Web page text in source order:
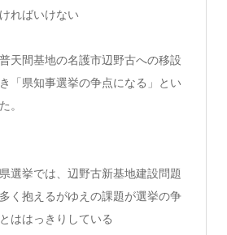
ればいけない
天間基地の名護市辺野古への移設
「県知事選挙の争点になる」とい
。
選挙では、辺野古新基地建設問題
く抱えるがゆえの課題が選挙の争
ははっきりしている